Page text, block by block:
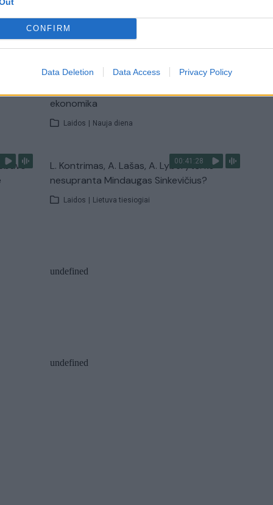
CONFIRM
Data Deletion Data Access Privacy Policy
00:12:58
Pravėrė ukrainiečių pinigines: atsakė, kiek
ekonomika
Laidos | Nauja diena
00:41:28
L. Kontrimas, A. Lašas, A. Lyberytė: ko
nesupranta Mindaugas Sinkevičius?
Laidos | Lietuva tiesiogiai